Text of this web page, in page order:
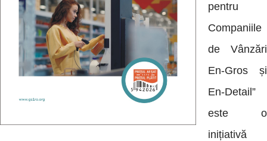
pentru
Companiile
de Vânzări
En-Gros și
En-Detail”
este o
inițiativă